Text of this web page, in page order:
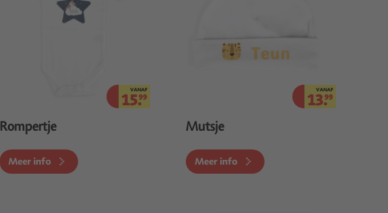
VANAF
15.99
Rompertje
Meer info
VANAF
13.99
Mutsje
Meer info